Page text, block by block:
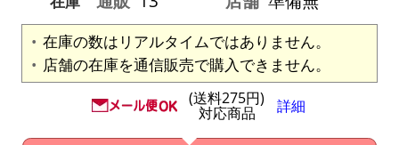
在庫の数はリアルタイムではありません。
店舗の在庫を通信販売で購入できません。
(送料275円)
対応商品 詳細